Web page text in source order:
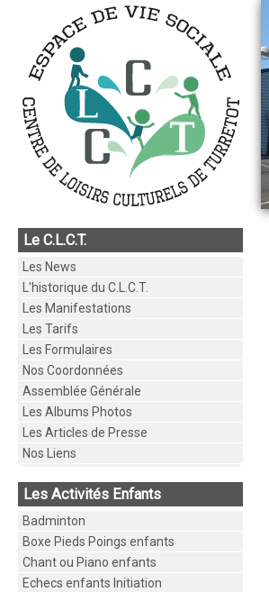
Le C.L.C.T.
Les News
L'historique du C.L.C.T.
Les Manifestations
Les Tarifs
Les Formulaires
Nos Coordonnées
Assemblée Générale
Les Albums Photos
Les Articles de Presse
Nos Liens
Les Activités Enfants
Badminton
Boxe Pieds Poings enfants
Chant ou Piano enfants
Echecs enfants Initiation